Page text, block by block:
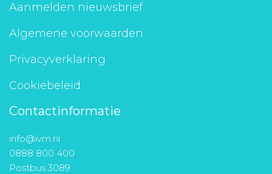
Aanmelden nieuwsbrief
Algemene voorwaarden
Privacyverklaring
Cookiebeleid
Contactinformatie
info@ivm.nl
0888 800 400
Postbus 3089